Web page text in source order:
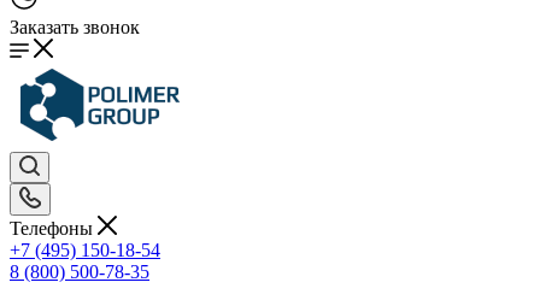
Заказать звонок
Телефоны
+7 (495) 150-18-54
8 (800) 500-78-35